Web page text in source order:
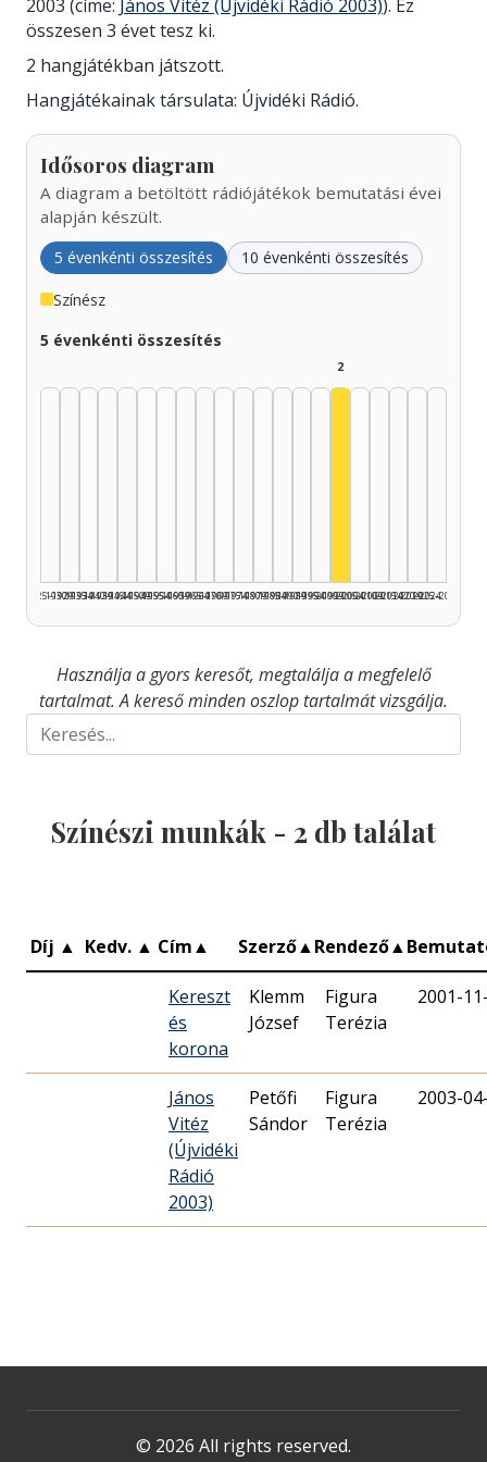
2003 (címe: János Vitéz (Újvidéki Rádió 2003)). Ez
összesen 3 évet tesz ki.
2 hangjátékban játszott.
Hangjátékainak társulata: Újvidéki Rádió.
Idősoros diagram
A diagram a betöltött rádiójátékok bemutatási évei
alapján készült.
5 évenkénti összesítés 10 évenkénti összesítés
Színész
5 évenkénti összesítés
1925–1929
1930–1934
1935–1939
1940–1944
1945–1949
1950–1954
1955–1959
1960–1964
1965–1969
1970–1974
1975–1979
1980–1984
1985–1989
1990–1994
1995–1999
2
2000–2004
2005–2009
2010–2014
2015–2019
2020–2024
2025–2026
Használja a gyors keresőt, megtalálja a megfelelő
tartalmat. A kereső minden oszlop tartalmát vizsgálja.
Színészi munkák - 2 db találat
Díj ▲ Kedv. ▲ Cím▲ Szerző▲Rendező▲
Kereszt
és
korona
Klemm
József
Figura
Terézia
2001-
János
Vitéz
(Újvidéki
Rádió
2003)
Petőfi
Sándor
Figura
Terézia
2003-
© 2026 All rights reserved.